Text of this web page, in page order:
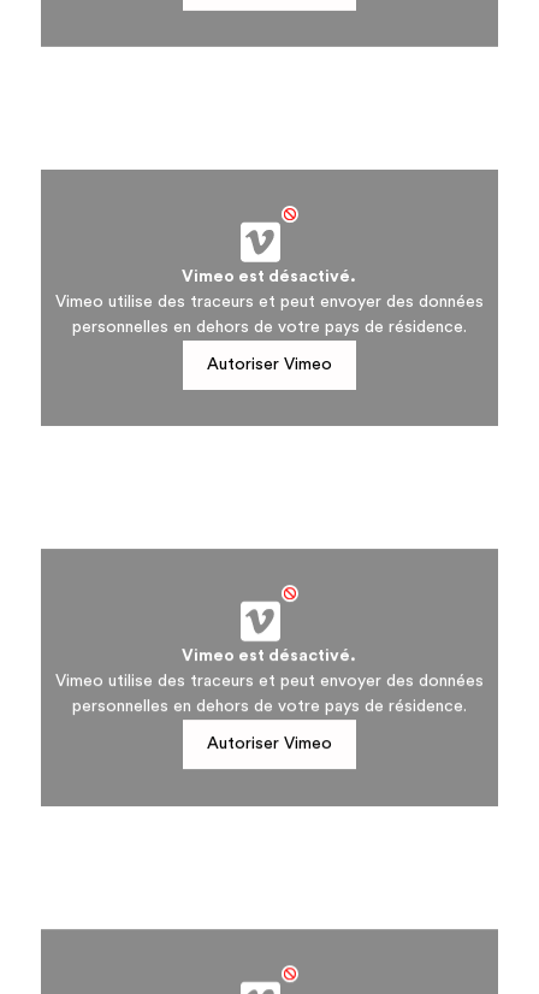
Vimeo est désactivé.
Vimeo utilise des traceurs et peut envoyer des données
personnelles en dehors de votre pays de résidence.
Autoriser Vimeo
Vimeo est désactivé.
Vimeo utilise des traceurs et peut envoyer des données
personnelles en dehors de votre pays de résidence.
Autoriser Vimeo